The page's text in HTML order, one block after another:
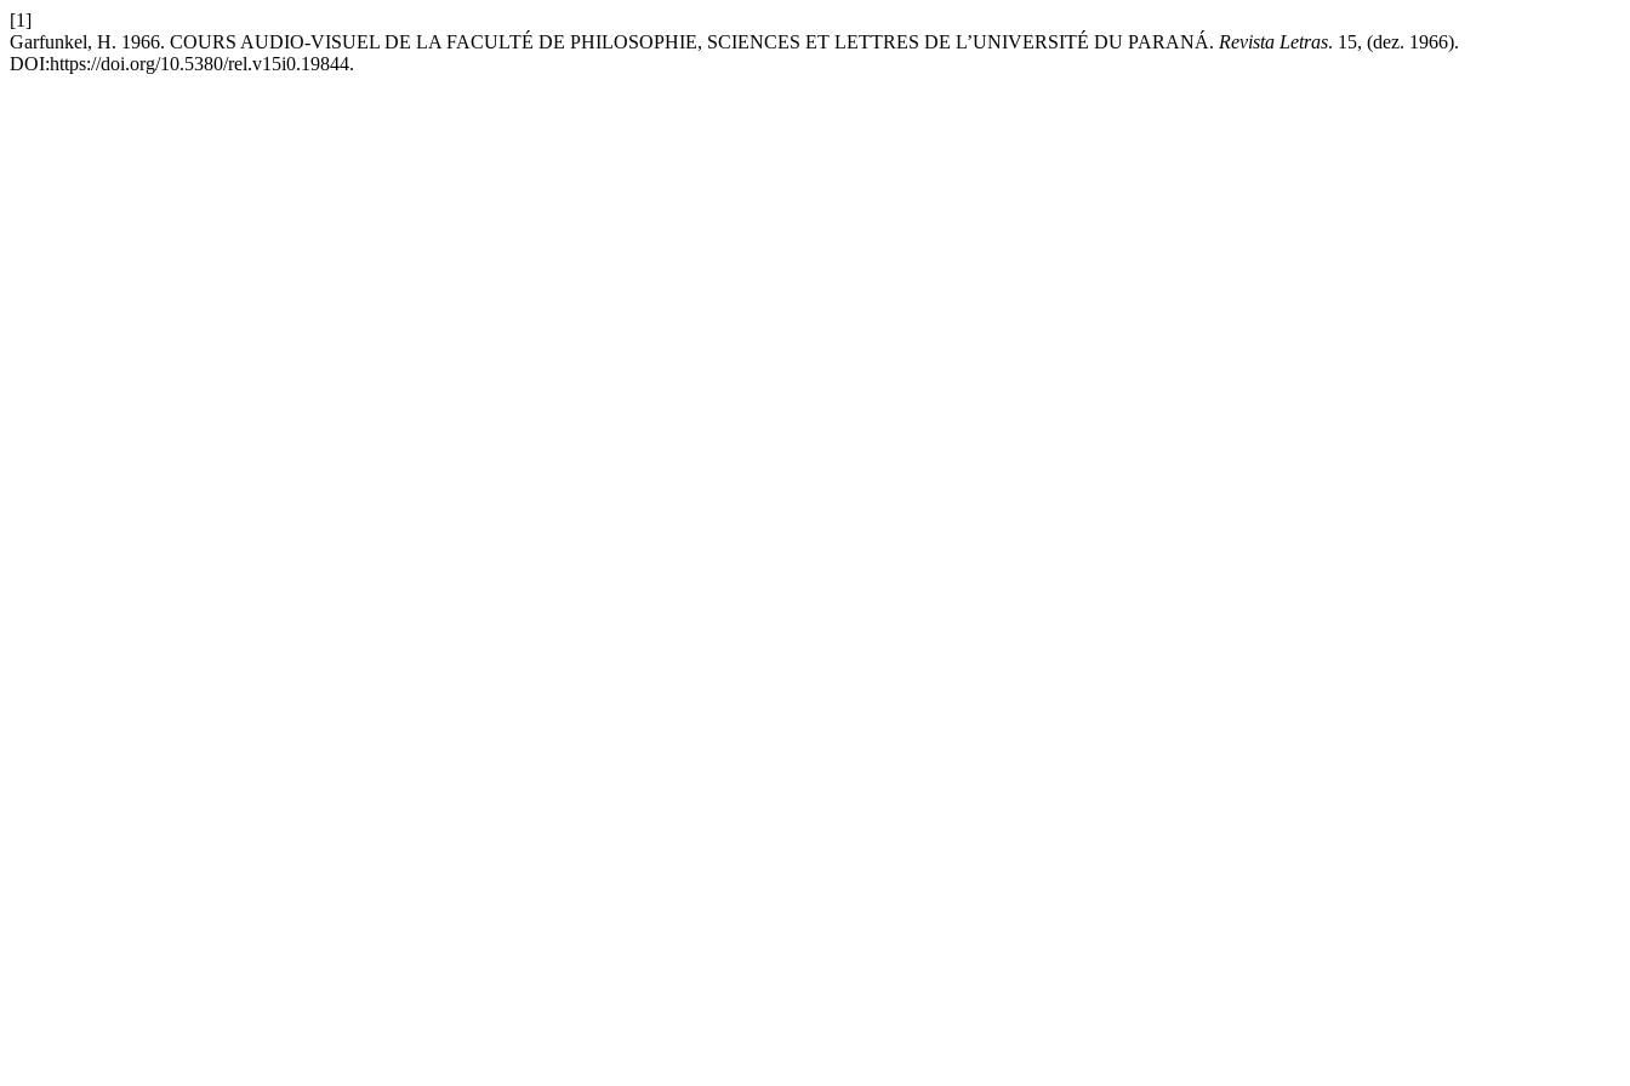
[1]
Garfunkel, H. 1966. COURS AUDIO-VISUEL DE LA FACULTÉ DE PHILOSOPHIE, SCIENCES ET LETTRES DE L’UNIVERSITÉ DU PARANÁ. Revista Letras. 15, (dez. 1966).
DOI:https://doi.org/10.5380/rel.v15i0.19844.